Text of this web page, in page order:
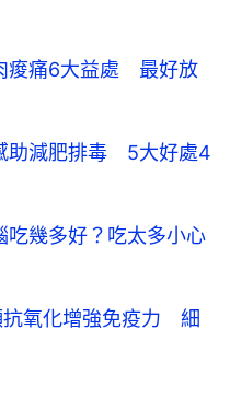
痠痛6大益處 最好放
助減肥排毒 5大好處4
吃幾多好？吃太多小心
抗氧化增強免疫力 細